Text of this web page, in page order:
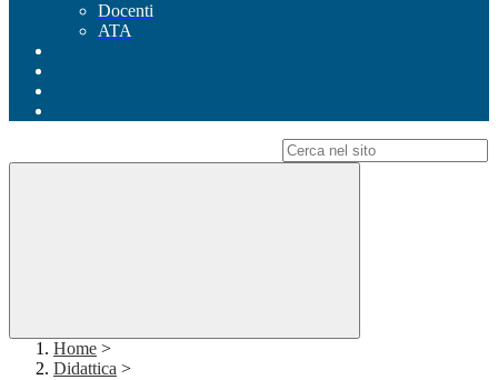
Docenti
ATA
Home >
Didattica >